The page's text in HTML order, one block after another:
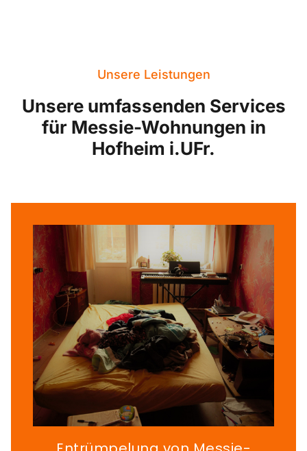
Unsere Leistungen
Unsere umfassenden Services
für Messie-Wohnungen in
Hofheim i.UFr.